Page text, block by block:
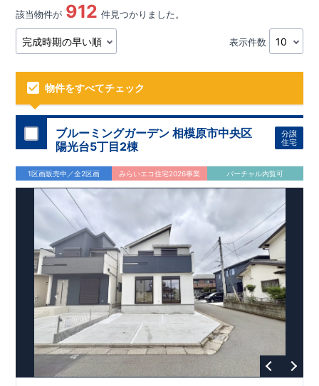
該当物件が 912 件見つかりました。
表示件数
物件をすべてチェック
ブルーミングガーデン 相模原市中央区
陽光台5丁目2棟
分譲
住宅
1区画販売中／全2区画 みらいエコ住宅2026事業 バーチャル内覧可